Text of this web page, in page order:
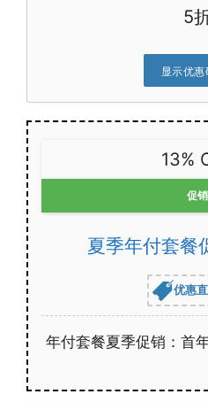
5
显示优惠
13%
促销
夏季年付套餐
优惠
年付套餐夏季促销：首